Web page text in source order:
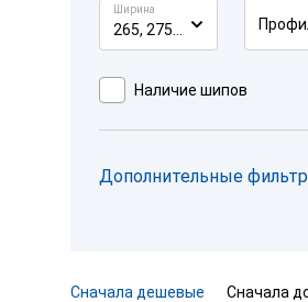
Ширина
265, 275, 285
Наличие шипов
Дополнительные
Сначала дешевые Сначала